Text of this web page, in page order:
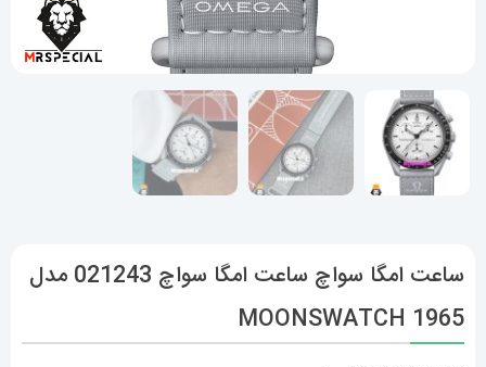
ساعت امگا سواچ ساعت امگا سواچ 021243 مدل
MOONSWATCH 1965